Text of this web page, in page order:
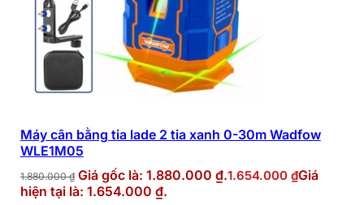
Máy cân bằng tia lade 2 tia xanh 0-30m Wadfow
WLE1M05
1.880.000₫ Giá gốc là: 1.880.000 ₫.1.654.000 ₫Giá
hiện tại là: 1.654.000 ₫.